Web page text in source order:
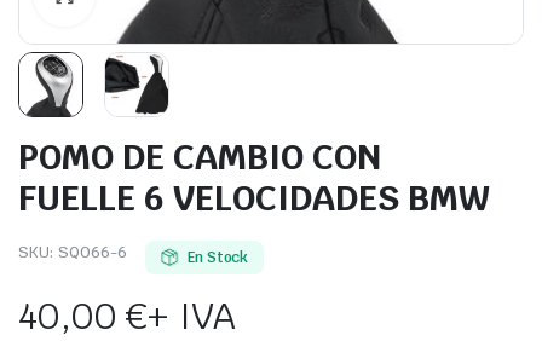
POMO DE CAMBIO CON
FUELLE 6 VELOCIDADES BMW
SKU: SQ066-6 En Stock
40,00€+ IVA